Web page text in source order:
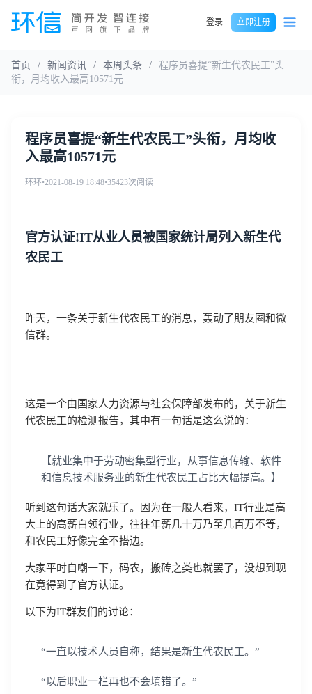
登录 立即注册
首页 / 新闻资讯 / 本周头条 /
程序员喜提“新生代农民工”头
衔，月均收入最高10571元
程序员喜提“新生代农民工”头衔，月均收
入最高10571元
环环•2021-08-19 18:48•35423次阅读
官方认证!IT从业人员被国家统计局列入新生代
农民工
昨天，一条关于新生代农民工的消息，轰动了朋友圈和微
信群。
这是一个由国家人力资源与社会保障部发布的，关于新生
代农民工的检测报告，其中有一句话是这么说的：
【就业集中于劳动密集型行业，从事信息传输、软件
和信息技术服务业的新生代农民工占比大幅提高。】
听到这句话大家就乐了。因为在一般人看来，IT行业是高
大上的高薪白领行业，往往年薪几十万乃至几百万不等，
和农民工好像完全不搭边。
大家平时自嘲一下，码农，搬砖之类也就罢了，没想到现
在竟得到了官方认证。
以下为IT群友们的讨论：
“一直以技术人员自称，结果是新生代农民工。”
“以后职业一栏再也不会填错了。”